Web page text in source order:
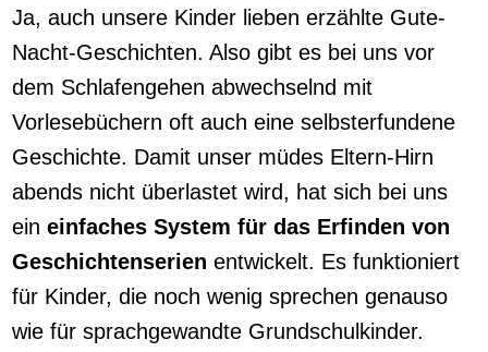
Ja, auch unsere Kinder lieben erzählte Gute-
Nacht-Geschichten. Also gibt es bei uns vor
dem Schlafengehen abwechselnd mit
Vorlesebüchern oft auch eine selbsterfundene
Geschichte. Damit unser müdes Eltern-Hirn
abends nicht überlastet wird, hat sich bei uns
ein einfaches System für das Erfinden von
Geschichtenserien entwickelt. Es funktioniert
für Kinder, die noch wenig sprechen genauso
wie für sprachgewandte Grundschulkinder.